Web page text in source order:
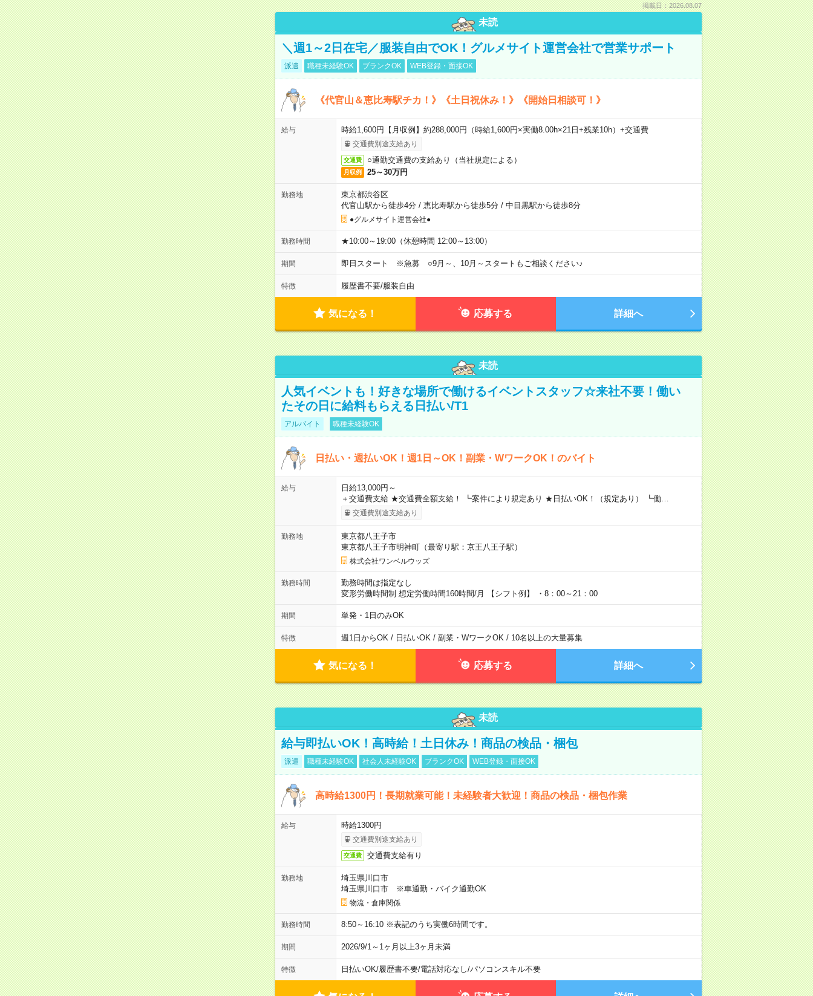
掲載日：2026.08.07
未読
＼週1～2日在宅／服装自由でOK！グルメサイト運営会社で営業サポート
派遣 職種未経験OK ブランクOK WEB登録・面接OK
《代官山＆恵比寿駅チカ！》《土日祝休み！》《開始日相談可！》
給与 時給1,600円【月収例】約288,000円（時給1,600円×実働8.00h×21日+残業10h）+交通費
交通費別途支給あり
交通費 ○通勤交通費の支給あり（当社規定による）
月収例 25～30万円
勤務地
東京都渋谷区
代官山駅から徒歩4分/ 恵比寿駅から徒歩5分/ 中目黒駅から徒歩8分
●グルメサイト運営会社●
勤務時間 ★10:00～19:00（休憩時間 12:00～13:00）
期間 即日スタート ※急募 ○9月～、10月～スタートもご相談ください♪
特徴 履歴書不要/服装自由
気になる！ 応募する 詳細へ
未読
人気イベントも！好きな場所で働けるイベントスタッフ☆来社不要！働い
たその日に給料もらえる日払い/T1
アルバイト 職種未経験OK
日払い・週払いOK！週1日～OK！副業・WワークOK！のバイト
給与
日給13,000円～
＋交通費支給 ★交通費全額支給！ ┗案件により規定あり ★日払いOK！（規定あり） ┗働…
交通費別途支給あり
勤務地
東京都八王子市
東京都八王子市明神町（最寄り駅：京王八王子駅）
株式会社ワンベルウッズ
勤務時間
勤務時間は指定なし
変形労働時間制 想定労働時間160時間/月 【シフト例】 ・8：00～21：00
期間 単発・1日のみOK
特徴 週1日からOK / 日払いOK / 副業・WワークOK / 10名以上の大量募集
気になる！ 応募する 詳細へ
未読
給与即払いOK！高時給！土日休み！商品の検品・梱包
派遣 職種未経験OK 社会人未経験OK ブランクOK WEB登録・面接OK
高時給1300円！長期就業可能！未経験者大歓迎！商品の検品・梱包作業
給与 時給1300円
交通費別途支給あり
交通費 交通費支給有り
勤務地
埼玉県川口市
埼玉県川口市 ※車通勤・バイク通勤OK
物流・倉庫関係
勤務時間 8:50～16:10 ※表記のうち実働6時間です。
期間 2026/9/1～1ヶ月以上3ヶ月未満
特徴 日払いOK/履歴書不要/電話対応なし/パソコンスキル不要